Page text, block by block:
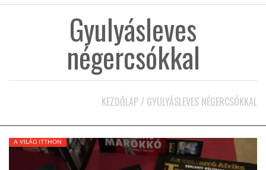
KÖZEL-KELET
Gyulyásleves
négercsókkal
KEZDŐLAP / GYULYÁSLEVES NÉGERCSÓKKAL
A VILÁG ITTHON